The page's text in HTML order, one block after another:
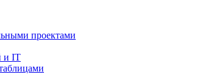
проектами
и IT